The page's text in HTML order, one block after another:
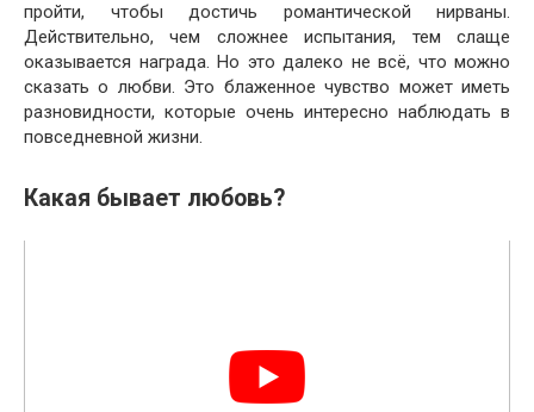
пройти, чтобы достичь романтической нирваны.
Действительно, чем сложнее испытания, тем слаще
оказывается награда. Но это далеко не всё, что можно
сказать о любви. Это блаженное чувство может иметь
разновидности, которые очень интересно наблюдать в
повседневной жизни.
Какая бывает любовь?